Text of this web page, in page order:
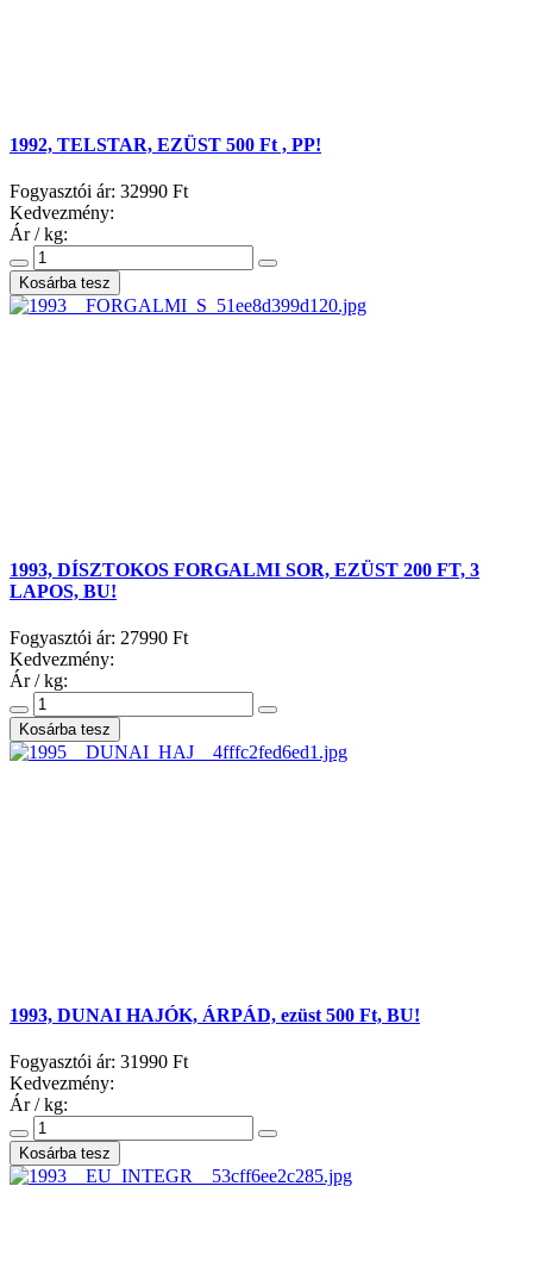
1992, TELSTAR, EZÜST 500 Ft , PP!
Fogyasztói ár: 32990 Ft
Kedvezmény:
Ár / kg:
1993, DÍSZTOKOS FORGALMI SOR, EZÜST 200 FT, 3
LAPOS, BU!
Fogyasztói ár: 27990 Ft
Kedvezmény:
Ár / kg:
1993, DUNAI HAJÓK, ÁRPÁD, ezüst 500 Ft, BU!
Fogyasztói ár: 31990 Ft
Kedvezmény:
Ár / kg: